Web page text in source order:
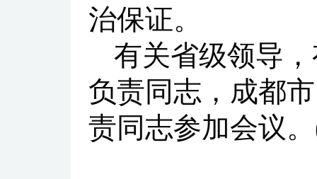
治保证。
有关省级领导
负责同志，成都
责同志参加会议